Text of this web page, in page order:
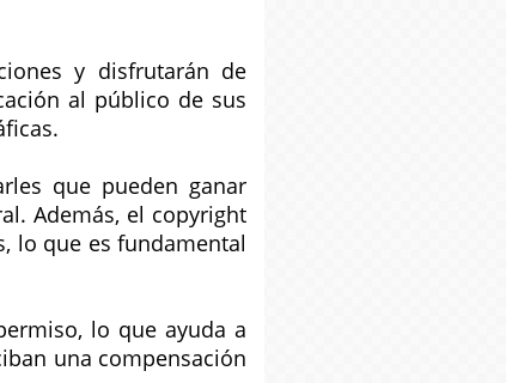
y disfrutarán de
al público de sus
que pueden ganar
Además, el copyright
lo que es fundamental
lo que ayuda a
una compensación